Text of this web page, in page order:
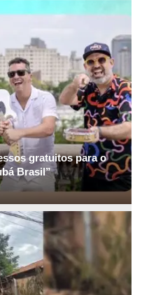
gratuitos para o
Brasil”